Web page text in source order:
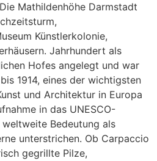
Mathildenhöhe Darmstadt
Künstlerkolonie,
Jahrhundert als
Hofes angelegt und war
1914, eines der wichtigsten
und Architektur in Europa
in das UNESCO-
Bedeutung als
unterstrichen. Ob Carpaccio
gegrillte Pilze,